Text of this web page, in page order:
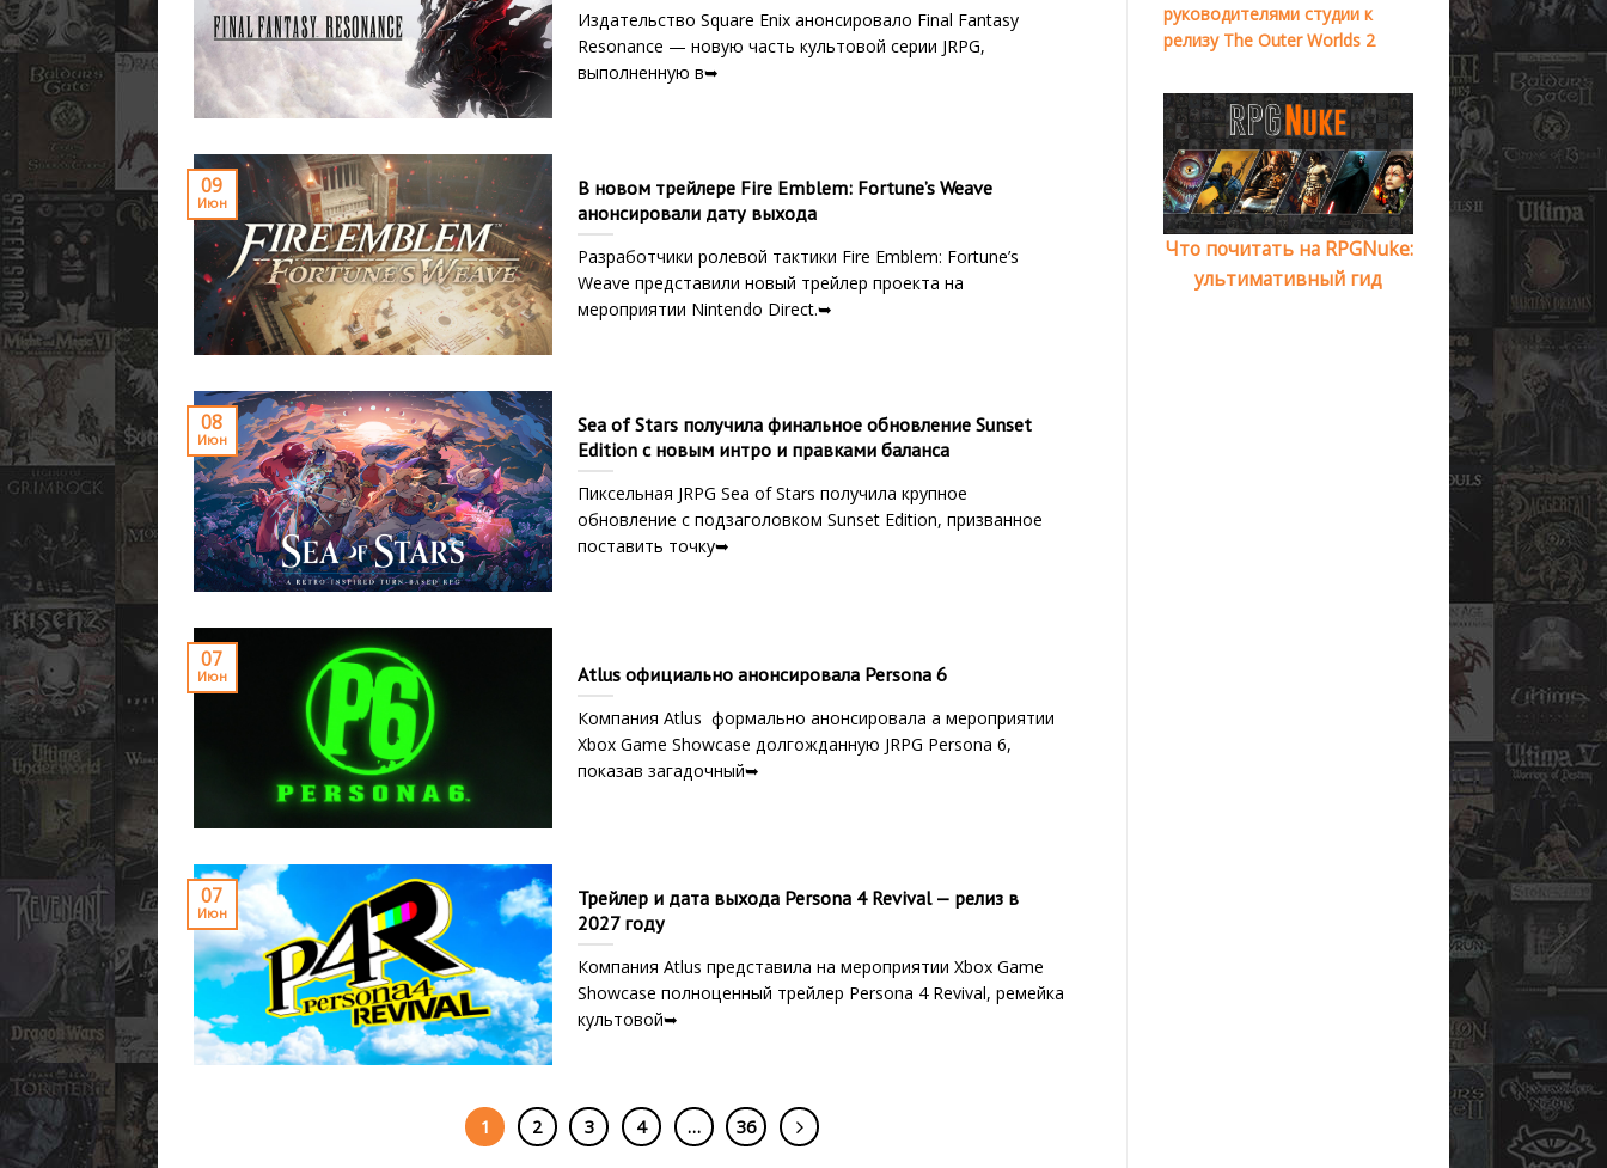
Издательство Square Enix анонсировало Final Fantasy
Resonance — новую часть культовой серии JRPG,
выполненную в➥
В новом трейлере Fire Emblem: Fortune’s Weave
анонсировали дату выхода
Разработчики ролевой тактики Fire Emblem: Fortune’s
Weave представили новый трейлер проекта на
мероприятии Nintendo Direct.➥
09
Июн
Sea of Stars получила финальное обновление Sunset
Edition с новым интро и правками баланса
Пиксельная JRPG Sea of Stars получила крупное
обновление с подзаголовком Sunset Edition, призванное
поставить точку➥
08
Июн
Atlus официально анонсировала Persona 6
Компания Atlus формально анонсировала а мероприятии
Xbox Game Showcase долгожданную JRPG Persona 6,
показав загадочный➥
07
Июн
Трейлер и дата выхода Persona 4 Revival — релиз в
2027 году
Компания Atlus представила на мероприятии Xbox Game
Showcase полноценный трейлер Persona 4 Revival, ремейка
культовой➥
07
Июн
1 2 3 4 … 36
руководителями студии к
релизу The Outer Worlds 2
Что почитать на RPGNuke:
ультимативный гид